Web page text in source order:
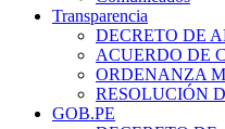
Transparencia
DECRETO DE
ACUERDO DE
ORDENANZA
RESOLUCIÓN
GOB.PE